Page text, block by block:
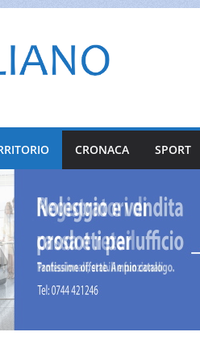
CRONACA SPORT